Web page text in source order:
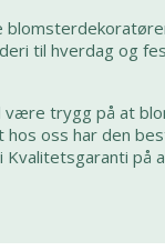
til hverdag og
være trygg på at
hos oss har den
Kvalitetsgaranti på